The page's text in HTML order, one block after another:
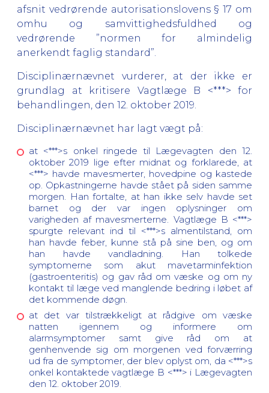
afsnit vedrørende autorisationslovens § 17 om
omhu og samvittighedsfuldhed og
vedrørende ”normen for almindelig
anerkendt faglig standard”.
Disciplinærnævnet vurderer, at der ikke er
grundlag at kritisere Vagtlæge B <***> for
behandlingen, den 12. oktober 2019.
Disciplinærnævnet har lagt vægt på:
at <***>s onkel ringede til Lægevagten den 12.
oktober 2019 lige efter midnat og forklarede, at
<***> havde mavesmerter, hovedpine og kastede
op. Opkastningerne havde stået på siden samme
morgen. Han fortalte, at han ikke selv havde set
barnet og der var ingen oplysninger om
varigheden af mavesmerterne. Vagtlæge B <***>
spurgte relevant ind til <***>s almentilstand, om
han havde feber, kunne stå på sine ben, og om
han havde vandladning. Han tolkede
symptomerne som akut mavetarminfektion
(gastroenteritis) og gav råd om væske og om ny
kontakt til læge ved manglende bedring i løbet af
det kommende døgn.
at det var tilstrækkeligt at rådgive om væske
natten igennem og informere om
alarmsymptomer samt give råd om at
genhenvende sig om morgenen ved forværring
ud fra de symptomer, der blev oplyst om, da <***>s
onkel kontaktede vagtlæge B <***> i Lægevagten
den 12. oktober 2019.